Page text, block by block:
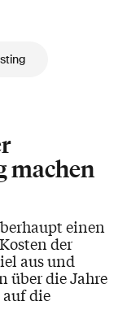
machen
einen
der
aus und
über die Jahre
auf die